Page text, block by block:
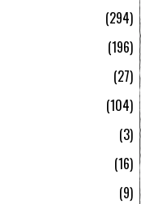
294
196
27
104
3
16
9